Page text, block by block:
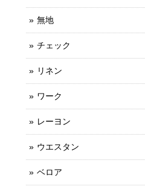
無地
チェック
リネン
ワーク
レーヨン
ウエスタン
ベロア